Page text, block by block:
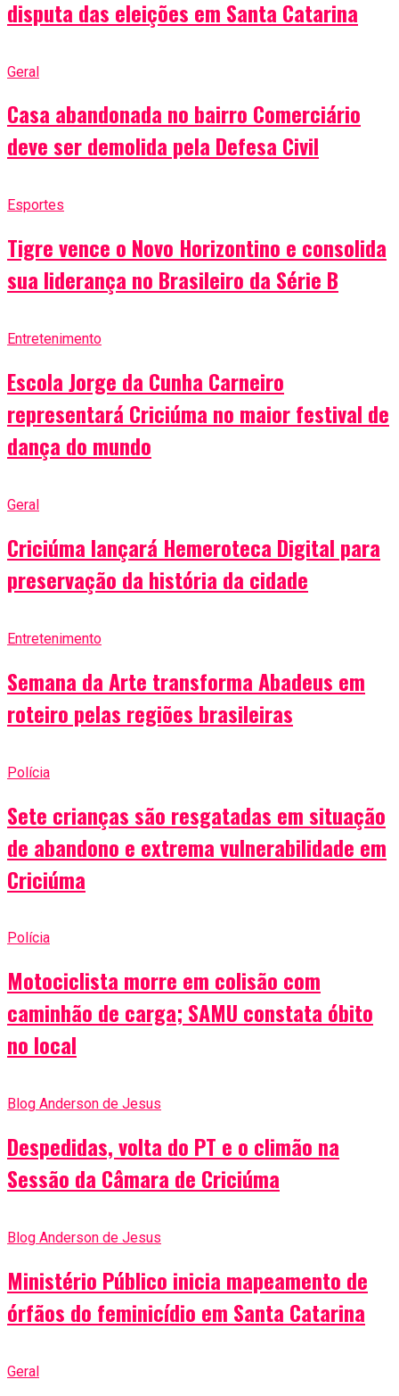
disputa das eleições em Santa Catarina
Geral
Casa abandonada no bairro Comerciário
deve ser demolida pela Defesa Civil
Esportes
Tigre vence o Novo Horizontino e consolida
sua liderança no Brasileiro da Série B
Entretenimento
Escola Jorge da Cunha Carneiro
representará Criciúma no maior festival de
dança do mundo
Geral
Criciúma lançará Hemeroteca Digital para
preservação da história da cidade
Entretenimento
Semana da Arte transforma Abadeus em
roteiro pelas regiões brasileiras
Polícia
Sete crianças são resgatadas em situação
de abandono e extrema vulnerabilidade em
Criciúma
Polícia
Motociclista morre em colisão com
caminhão de carga; SAMU constata óbito
no local
Blog Anderson de Jesus
Despedidas, volta do PT e o climão na
Sessão da Câmara de Criciúma
Blog Anderson de Jesus
Ministério Público inicia mapeamento de
órfãos do feminicídio em Santa Catarina
Geral